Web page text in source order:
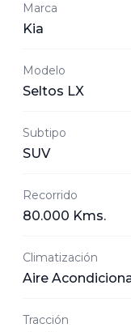
Marca
Kia
Modelo
Seltos LX
Subtipo
SUV
Recorrido
80.000 Kms.
Climatización
Aire
Tracción